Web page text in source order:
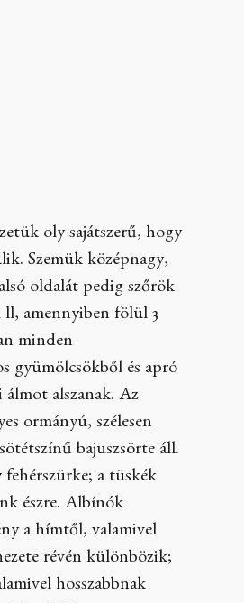
oly sajátszerű, hogy
Szemük középnagy,
oldalát pedig szőrök
ll, amennyiben fölül 3
minden
gyümölcsökből és apró
alszanak. Az
ormányú, szélesen
bajuszsörte áll.
a tüskék
észre. Albínók
a hímtől, valamivel
révén különbözik;
hosszabbnak